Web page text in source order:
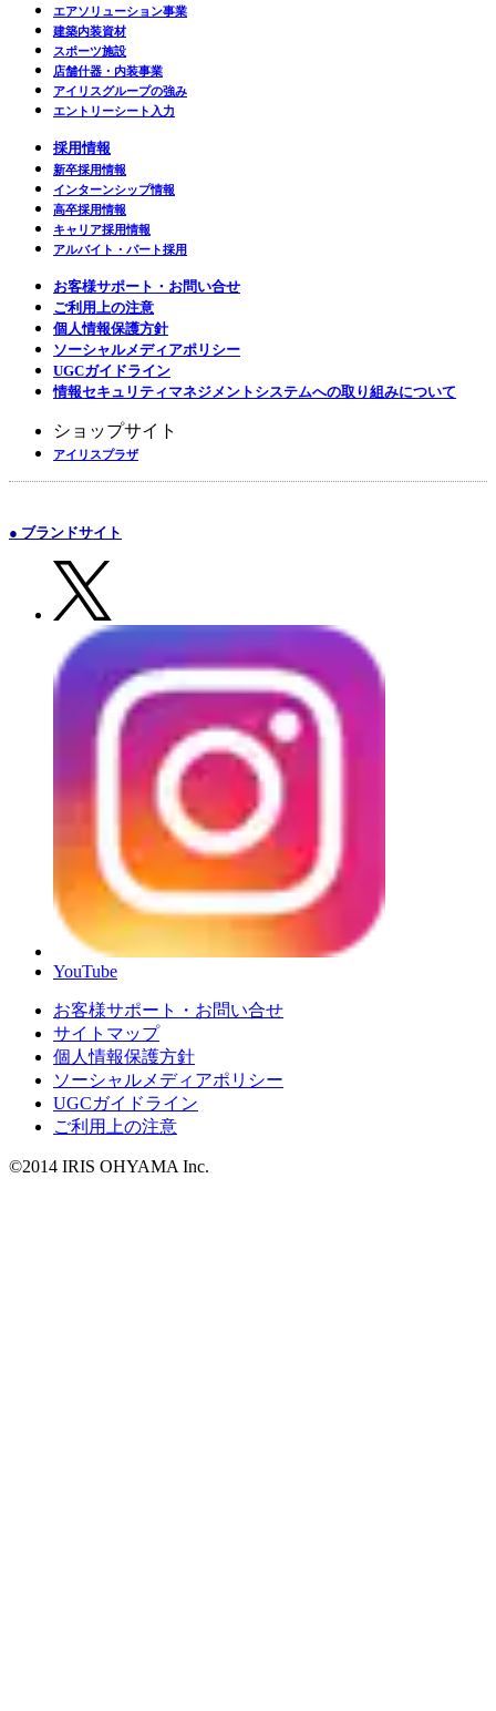
エアソリューション事業
建築内装資材
スポーツ施設
店舗什器・内装事業
アイリスグループの強み
エントリーシート入力
採用情報
新卒採用情報
インターンシップ情報
高卒採用情報
キャリア採用情報
アルバイト・パート採用
お客様サポート・お問い合せ
ご利用上の注意
個人情報保護方針
ソーシャルメディアポリシー
UGCガイドライン
情報セキュリティマネジメントシステムへの取り組みについて
ショップサイト
アイリスプラザ
● ブランドサイト
YouTube
お客様サポート・お問い合せ
サイトマップ
個人情報保護方針
ソーシャルメディアポリシー
UGCガイドライン
ご利用上の注意
©2014 IRIS OHYAMA Inc.